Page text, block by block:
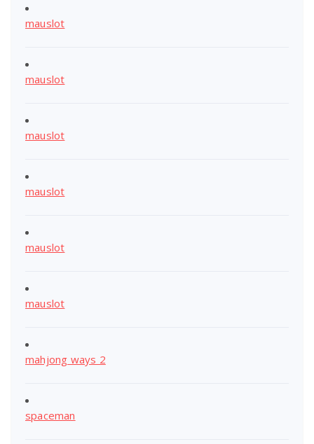
mauslot
mauslot
mauslot
mauslot
mauslot
mauslot
mahjong ways 2
spaceman